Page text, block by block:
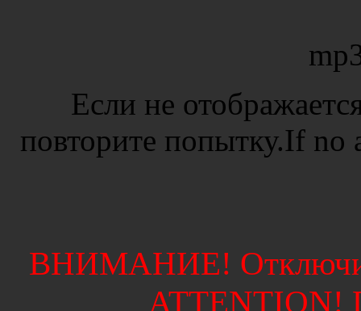
Если не
повторите попытку.If
ВНИМАНИЕ!
ATTENTION!